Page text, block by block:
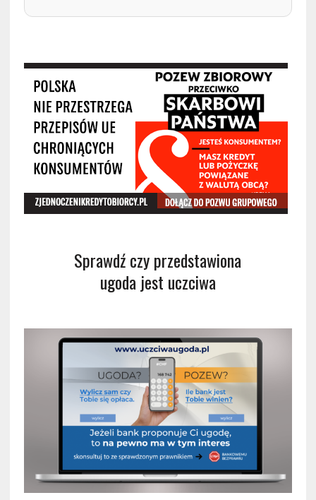
Sprawdź czy przedstawiona
ugoda jest uczciwa